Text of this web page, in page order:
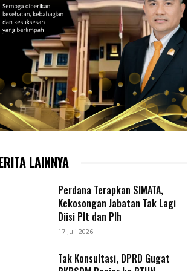
LAINNYA
Perdana Terapkan SIMATA,
Kekosongan Jabatan Tak Lagi
Diisi Plt dan Plh
17 Juli 2026
Tak Konsultasi, DPRD Gugat